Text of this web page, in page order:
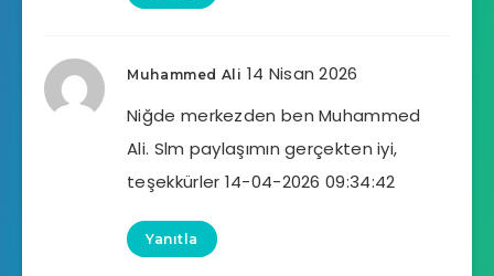
Muhammed Ali 14 Nisan 2026
Niğde merkezden ben Muhammed
Ali. Slm paylaşımın gerçekten iyi,
teşekkürler 14-04-2026 09:34:42
Yanıtla